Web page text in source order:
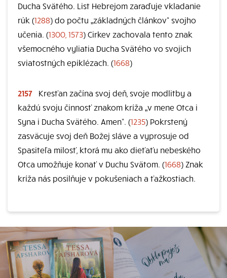
Ducha Svätého. List Hebrejom zaraďuje vkladanie
rúk (1288) do počtu „základných článkov“ svojho
učenia. (1300, 1573) Cirkev zachovala tento znak
všemocného vyliatia Ducha Svätého vo svojich
sviatostných epiklézach. (1668)
2157
Kresťan začína svoj deň, svoje modlitby a
každú svoju činnosť znakom kríža „v mene Otca i
Syna i Ducha Svätého. Amen“. (1235) Pokrstený
zasväcuje svoj deň Božej sláve a vyprosuje od
Spasiteľa milosť, ktorá mu ako dieťaťu nebeského
Otca umožňuje konať v Duchu Svätom. (1668) Znak
kríža nás posilňuje v pokušeniach a ťažkostiach.